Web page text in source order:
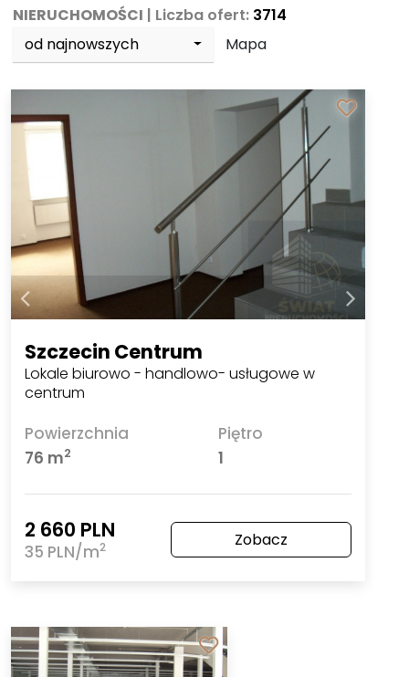
NIERUCHOMOŚCI | Liczba ofert: 3714
od najnowszych
Mapa
Szczecin Centrum
Lokale biurowo - handlowo- usługowe w
centrum
Powierzchnia
76 m2
Piętro
1
2 660 PLN
35 PLN/m2 Zobacz